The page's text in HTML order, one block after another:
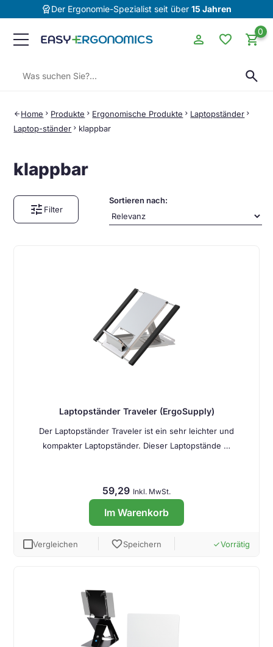
editor_choiceDer Ergonomie-Spezialist seit über 15 Jahren
search
person favorite 0
shopping_cart
arrow_back Home chevron_right Produkte chevron_right Ergonomische Produkte chevron_right Laptopständer chevron_right
Laptop-ständer chevron_right klappbar
klappbar
tune Filter
Sortieren nach:
Laptopständer Traveler (ErgoSupply)
Der Laptopständer Traveler ist ein sehr leichter und
kompakter Laptopständer. Dieser Laptopstände …
59,29 Inkl. MwSt.
Im Warenkorb
Vergleichen favoriteSpeichern doneVorrätig